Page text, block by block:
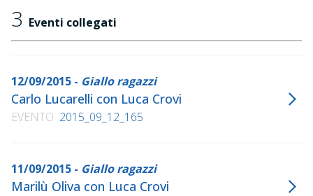
3 Eventi collegati
12/09/2015 - Giallo ragazzi
Carlo Lucarelli con Luca Crovi
EVENTO 2015_09_12_165
11/09/2015 - Giallo ragazzi
Marilù Oliva con Luca Crovi